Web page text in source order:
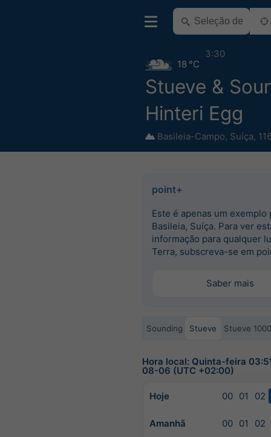
Stueve &
Hinteri Egg
Basileia-Campo, Suíça,
18 °C
3:30
point+
Este é apenas um exemplo
Basileia, Suíça. Para ver
informação para qualquer
Terra, subscreva-se em
Saber mais
Sounding Stueve Stueve
Hora local: Quinta-feira
08-06 (UTC +02:00)
Hoje 00 01 02
Amanhã 00 01 02